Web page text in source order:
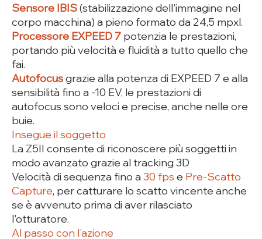
Sensore IBIS(stabilizzazione dell'immagine nel
corpo macchina) a pieno formato da 24,5 mpxl.
Processore EXPEED 7 potenzia le prestazioni,
portando più velocità e fluidità a tutto quello che
fai.
Autofocusgrazie alla potenza di EXPEED 7 e alla
sensibilità fino a -10 EV, le prestazioni di
autofocus sono veloci e precise, anche nelle ore
buie.
Insegue il soggetto
La Z5II consente di riconoscere più soggetti in
modo avanzato grazie al tracking 3D
Velocità di sequenza fino a 30 fps e Pre-Scatto
Capture, per catturare lo scatto vincente anche
se è avvenuto prima di aver rilasciato
l'otturatore.
Al passo con l'azione